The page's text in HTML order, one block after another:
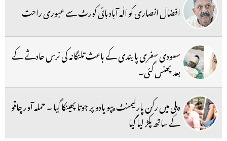
افضال انصاری کو الٰہ آباد ہائی کورٹ سے عبوری راحت
سعودی سفری پابندی کے باعث تلنگانہ کی نرس حادثے کے
بعد پھنس گئی۔
دہلی میں رکن پارلیمنٹ پپو یادو پر جوتا پھینکا گیا ۔ حملہ آور چاقو
کے ساتھ پکڑ لیا گیا